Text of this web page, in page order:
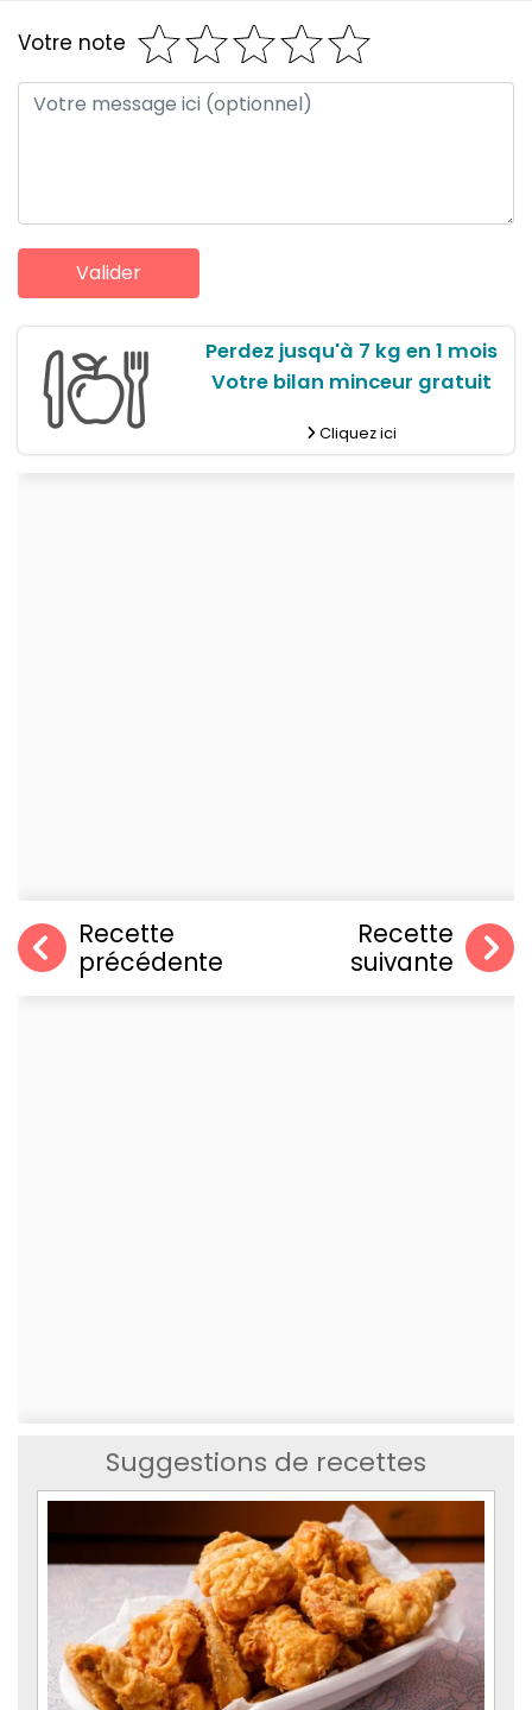
Votre note
Perdez jusqu'à 7 kg en 1 mois
Votre bilan minceur gratuit
Cliquez ici
Recette
précédente
Recette
suivante
Suggestions de recettes